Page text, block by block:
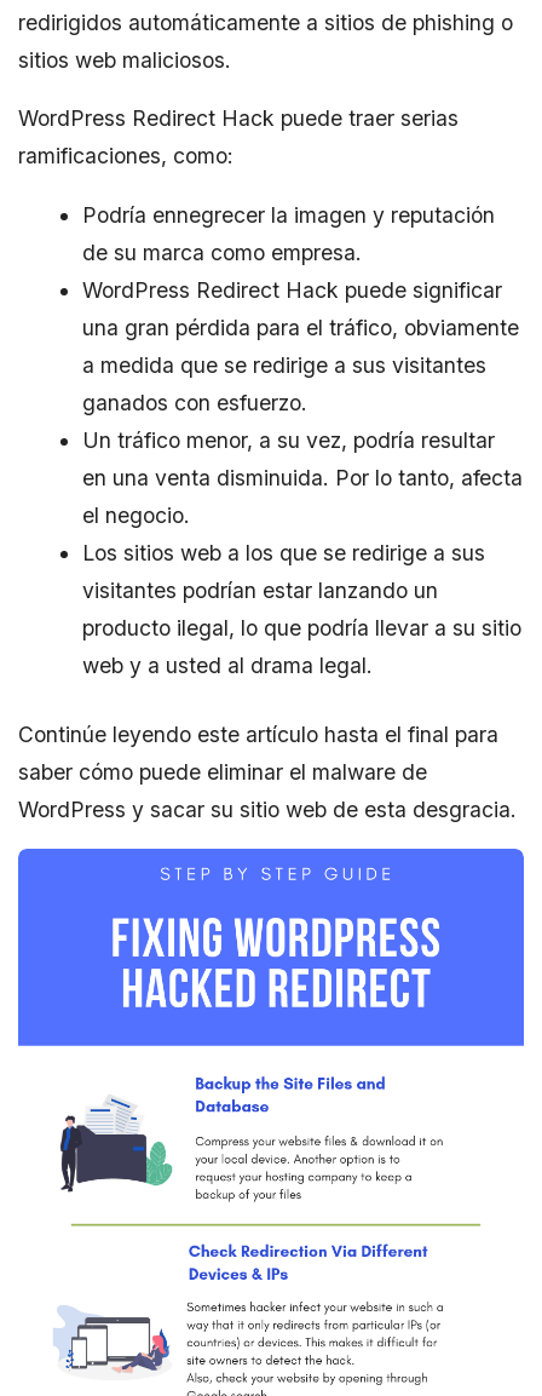
redirigidos automáticamente a sitios de phishing o
sitios web maliciosos.
WordPress Redirect Hack puede traer serias
ramificaciones, como:
Podría ennegrecer la imagen y reputación
de su marca como empresa.
WordPress Redirect Hack puede significar
una gran pérdida para el tráfico, obviamente
a medida que se redirige a sus visitantes
ganados con esfuerzo.
Un tráfico menor, a su vez, podría resultar
en una venta disminuida. Por lo tanto, afecta
el negocio.
Los sitios web a los que se redirige a sus
visitantes podrían estar lanzando un
producto ilegal, lo que podría llevar a su sitio
web y a usted al drama legal.
Continúe leyendo este artículo hasta el final para
saber cómo puede eliminar el malware de
WordPress y sacar su sitio web de esta desgracia.